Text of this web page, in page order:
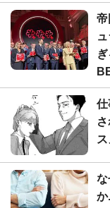
帝
仕
な
か